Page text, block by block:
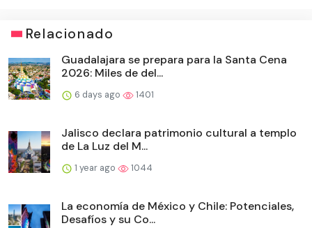
Relacionado
Guadalajara se prepara para la Santa Cena
2026: Miles de del...
6 days ago 1401
Jalisco declara patrimonio cultural a templo
de La Luz del M...
1 year ago 1044
La economía de México y Chile: Potenciales,
Desafíos y su Co...